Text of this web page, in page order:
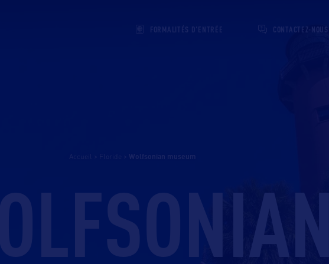
FORMALITÉS D'ENTRÉE CONTACTEZ-NOUS
Accueil > > wolfsonian museum